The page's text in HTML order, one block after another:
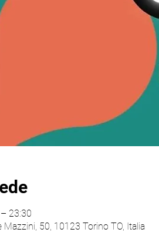
23:30
Mazzini, 50, 10123 Torino TO, Italia